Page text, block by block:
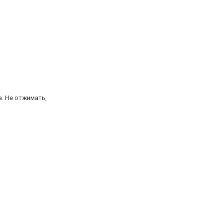
Не отжимать,